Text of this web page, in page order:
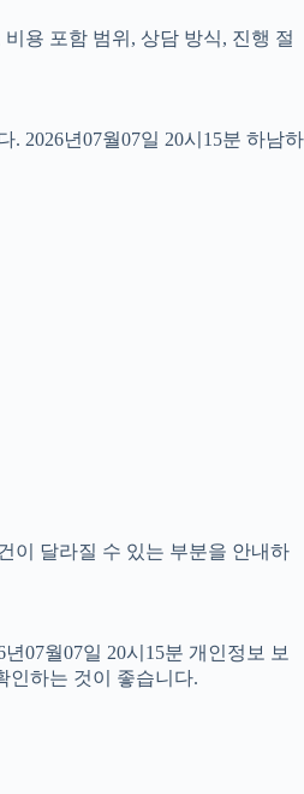
용 포함 범위, 상담 방식, 진행 절
2026년07월07일 20시15분 하남하
이 달라질 수 있는 부분을 안내하
07월07일 20시15분 개인정보 보
인하는 것이 좋습니다.